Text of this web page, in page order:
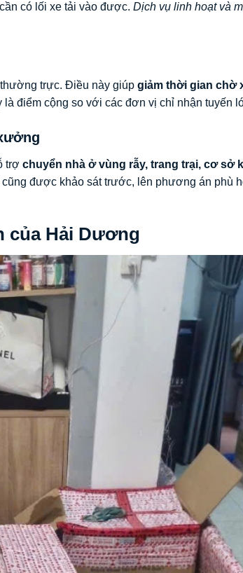
có lối xe tải vào được. Dịch vụ linh hoạt và
thường trực. Điều này giúp giảm thời gian chờ
là điểm cộng so với các đơn vị chỉ nhận tuyến
trợ chuyển nhà ở vùng rẫy, trang trại, cơ sở
cũng được khảo sát trước, lên phương án phù
của Hải Dương